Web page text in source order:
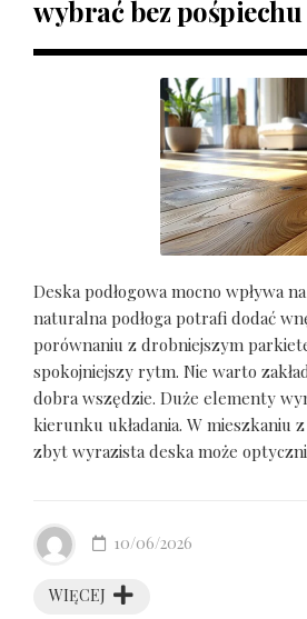
wybrać bez pośpiechu
Deska podłogowa mocno wpływa
naturalna podłoga potrafi dodać
porównaniu z drobniejszym
spokojniejszy rytm. Nie warto
dobra wszędzie. Duże elementy
kierunku układania. W mieszkaniu
zbyt wyrazista deska może
WIĘCEJ
10/06/2026